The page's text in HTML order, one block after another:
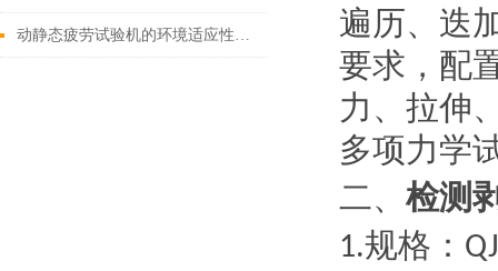
动静态疲劳试验机的环境适应性与安全标准
遍历、迭
要求，配
力、拉伸
多项力学
二、 检测
1.规格：